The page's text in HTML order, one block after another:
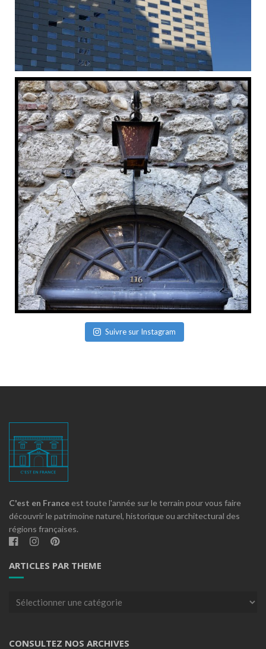
Suivre sur Instagram
C'est en France est toute l'année sur le terrain pour vous faire
découvrir le patrimoine naturel, historique ou architectural des
régions françaises.
ARTICLES PAR THEME
Articles
CONSULTEZ NOS ARCHIVES